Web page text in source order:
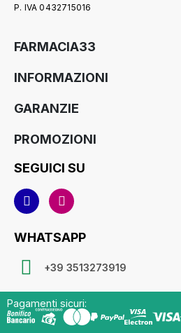
P. IVA 0432715016
FARMACIA33
INFORMAZIONI
GARANZIE
PROMOZIONI
SEGUICI SU
WHATSAPP
+39 3513273919
Pagamenti sicuri: